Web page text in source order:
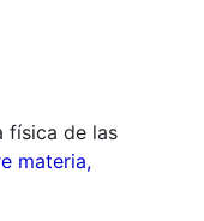
física de las
materia,